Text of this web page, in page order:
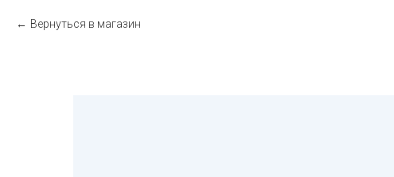
Вернуться в магазин